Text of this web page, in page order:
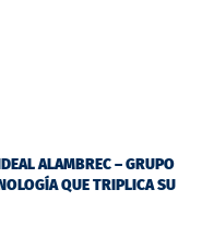
ALAMBREC – GRUPO
QUE TRIPLICA SU